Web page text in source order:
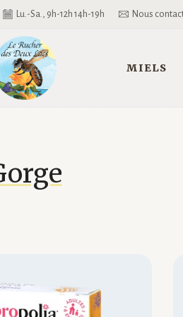
Lu.-Sa., 9h-12h 14h-19h Nous
MIELS